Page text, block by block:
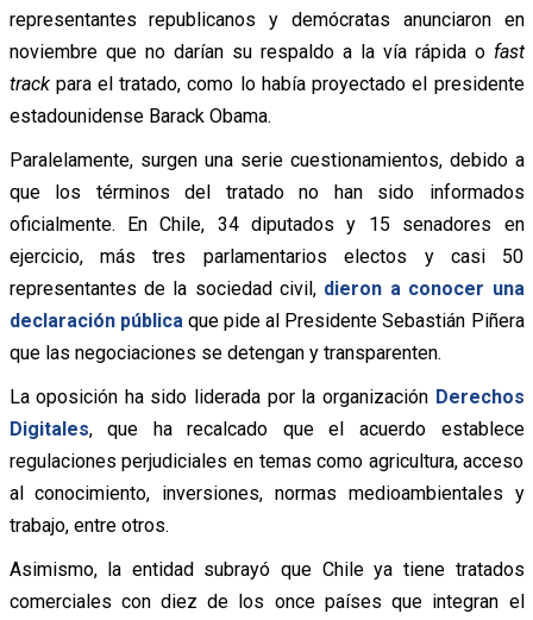
representantes republicanos y demócratas anunciaron en
noviembre que no darían su respaldo a la vía rápida o fast
trackpara el tratado, como lo había proyectado el presidente
estadounidense Barack Obama.
Paralelamente, surgen una serie cuestionamientos, debido a
que los términos del tratado no han sido informados
oficialmente. En Chile, 34 diputados y 15 senadores en
ejercicio, más tres parlamentarios electos y casi 50
representantes de la sociedad civil, dieron a conocer una
declaración pública que pide al Presidente Sebastián Piñera
que las negociaciones se detengan y transparenten.
La oposición ha sido liderada por la organización Derechos
Digitales, que ha recalcado que el acuerdo establece
regulaciones perjudiciales en temas como agricultura, acceso
al conocimiento, inversiones, normas medioambientales y
trabajo, entre otros.
Asimismo, la entidad subrayó que Chile ya tiene tratados
comerciales con diez de los once países que integran el